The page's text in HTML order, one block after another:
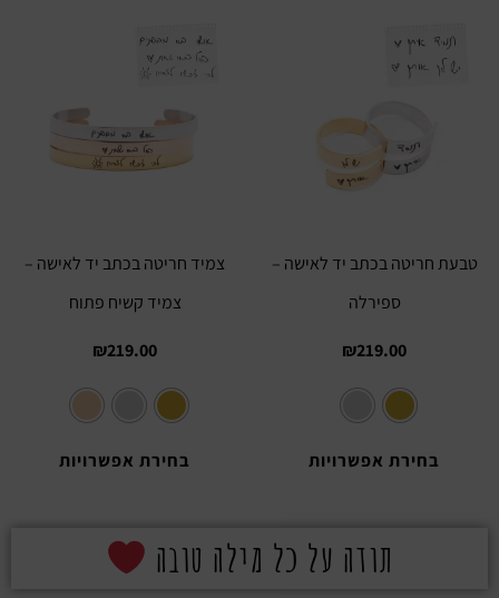
טבעת חריטה בכתב יד לאישה –
ספירלה
₪219.00
בחירת אפשרויות
צמיד חריטה בכתב יד לאישה –
צמיד קשיח פתוח
₪219.00
בחירת אפשרויות
תודה על כל מילה טובה